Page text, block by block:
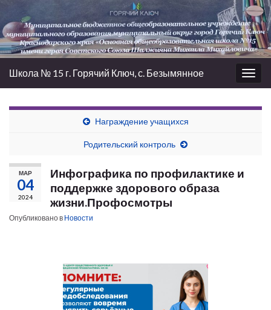
Вкл/
выкл
Школа № 15 г. Горячий Ключ, с. Безымянное
Награждение учащихся
Родительский контроль
МАР
04
2024
Инфографика по профилактике и
поддержке здорового образа
жизни.Профосмотры
Опубликовано в Новости